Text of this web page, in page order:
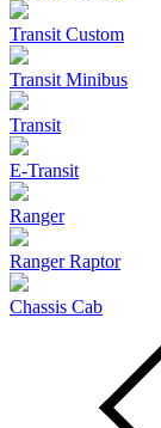
Transit Custom
Transit Minibus
Transit
E-Transit
Ranger
Ranger Raptor
Chassis Cab